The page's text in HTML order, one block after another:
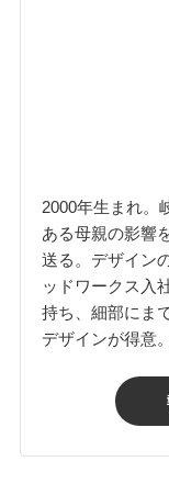
2000年生まれ。
ある母親の影響
送る。デザイン
ッドワークス入
持ち、細部にま
デザインが得意